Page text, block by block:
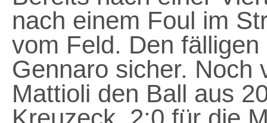
nach einem Foul im
vom Feld. Den
Gennaro sicher. Noch
Mattioli den Ball aus